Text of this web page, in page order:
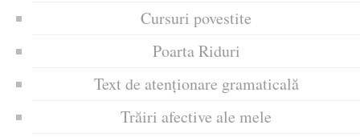
Cursuri povestite
Poarta Riduri
Text de atenționare gramaticală
Trăiri afective ale mele